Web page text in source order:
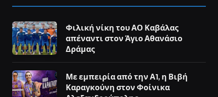
Φιλική νίκη του ΑΟ Καβάλας
απέναντι στον Άγιο Αθανάσιο
Δράμας
Με εμπειρία από την Α1, η Βιβή
Καραγκούνη στον Φοίνικα